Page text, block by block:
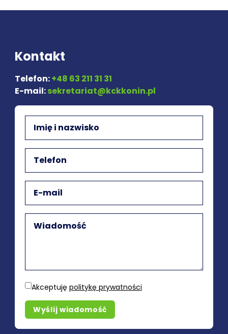
Kontakt
Telefon:+48 63 211 31 31
E-mail:sekretariat@kckkonin.pl
Akceptuję politykę prywatności
Wyślij wiadomość